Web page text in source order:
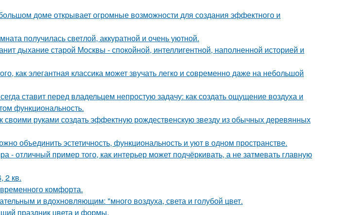
доме открывает огромные возможности для создания эффектного и
получилась светлой, аккуратной и очень уютной.
дыхание старой Москвы - спокойной, интеллигентной, наполненной историей и
как элегантная классика может звучать легко и современно даже на небольшой
ставит перед владельцем непростую задачу: как создать ощущение воздуха и
функциональность.
своими руками создать эффектную рождественскую звезду из обычных деревянных
объединить эстетичность, функциональность и уют в одном пространстве.
- отличный пример того, как интерьер может подчёркивать, а не затмевать главную
2 кв.
комфорта.
и вдохновляющим: "много воздуха, света и голубой цвет.
праздник цвета и формы.